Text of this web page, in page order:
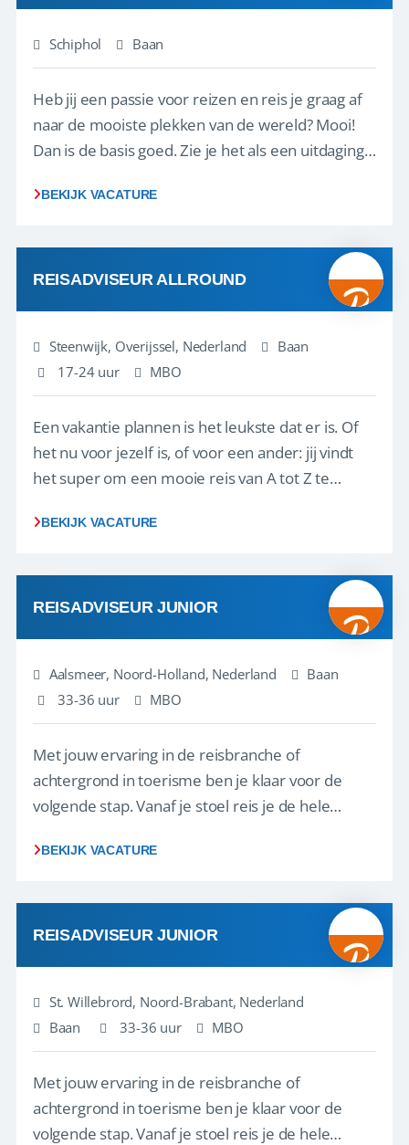
Schiphol Baan
Heb jij een passie voor reizen en reis je graag af
naar de mooiste plekken van de wereld? Mooi!
Dan is de basis goed. Zie je het als een uitdaging
het samenstellen en boeken van de perfecte
deze onderdelen zijn nu samen gevoegd...
BEKIJK VACATURE
REISADVISEUR ALLROUND
Steenwijk, Overijssel, Nederland
Baan
17-24 uur
MBO
Een vakantie plannen is het leukste dat er is. Of
het nu voor jezelf is, of voor een ander: jij vindt
het super om een mooie reis van A tot Z te
vakantiegangers de meest prachtige plekjes op
werken: of het nu gaat om vragen ...
BEKIJK VACATURE
REISADVISEUR JUNIOR
Aalsmeer, Noord-Holland, Nederland
Baan
33-36 uur
MBO
Met jouw ervaring in de reisbranche of
achtergrond in toerisme ben je klaar voor de
volgende stap. Vanaf je stoel reis je de hele
wensen van je team, je klant en wat er in de
klanten te overtuigen om die droomreis te
boeken! ...
BEKIJK VACATURE
REISADVISEUR JUNIOR
St. Willebrord, Noord-Brabant, Nederland
Baan
33-36 uur MBO
Met jouw ervaring in de reisbranche of
achtergrond in toerisme ben je klaar voor de
volgende stap. Vanaf je stoel reis je de hele